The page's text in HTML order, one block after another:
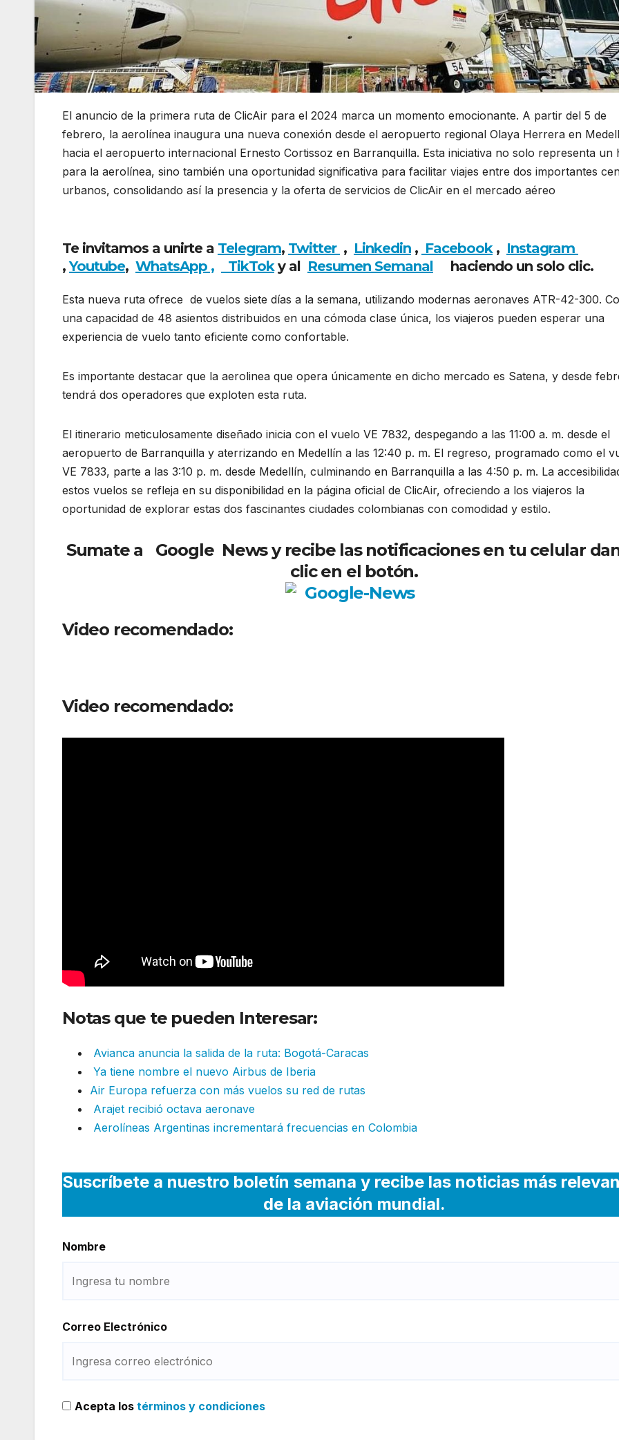
El anuncio de la primera ruta de ClicAir para el 2024 marca un momento emocionante. A partir del 5 de
febrero, la aerolínea inaugura una nueva conexión desde el aeropuerto regional Olaya Herrera en
hacia el aeropuerto internacional Ernesto Cortissoz en Barranquilla. Esta iniciativa no solo representa un
para la aerolínea, sino también una oportunidad significativa para facilitar viajes entre dos importantes
urbanos, consolidando así la presencia y la oferta de servicios de ClicAir en el mercado aéreo
Te invitamos a unirte a Telegram, Twitter , Linkedin , Facebook, Instagram
,Youtube, WhatsApp , TikToky al Resumen Semanal haciendo un solo clic.
Esta nueva ruta ofrece de vuelos siete días a la semana, utilizando modernas aeronaves ATR-42-300.
una capacidad de 48 asientos distribuidos en una cómoda clase única, los viajeros pueden esperar una
experiencia de vuelo tanto eficiente como confortable.
Es importante destacar que la aerolinea que opera únicamente en dicho mercado es Satena, y desde
tendrá dos operadores que exploten esta ruta.
El itinerario meticulosamente diseñado inicia con el vuelo VE 7832, despegando a las 11:00 a. m. desde el
aeropuerto de Barranquilla y aterrizando en Medellín a las 12:40 p. m. El regreso, programado como el
VE 7833, parte a las 3:10 p. m. desde Medellín, culminando en Barranquilla a las 4:50 p. m. La
estos vuelos se refleja en su disponibilidad en la página oficial de ClicAir, ofreciendo a los viajeros la
oportunidad de explorar estas dos fascinantes ciudades colombianas con comodidad y estilo.
Sumate a Google News y recibe las notificaciones en tu celular
clic en el botón.
Video recomendado:
Video recomendado:
Notas que te pueden Interesar:
Avianca anuncia la salida de la ruta: Bogotá-Caracas
Ya tiene nombre el nuevo Airbus de Iberia
Air Europa refuerza con más vuelos su red de rutas
Arajet recibió octava aeronave
Aerolíneas Argentinas incrementará frecuencias en Colombia
Suscríbete a nuestro boletín semana y recibe las noticias más
de la aviación mundial.
Nombre
Correo Electrónico
Acepta los términos y condiciones